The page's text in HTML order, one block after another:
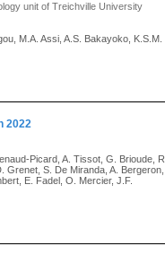
unit of Treichville University
M.A. Assi, A.S. Bakayoko, K.S.M.
2022
Picard, A. Tissot, G. Brioude, R.
Grenet, S. De Miranda, A. Bergeron,
E. Fadel, O. Mercier, J.F.